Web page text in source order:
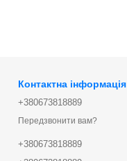
Контактна інформація
+380673818889
Передзвонити вам?
+380673818889